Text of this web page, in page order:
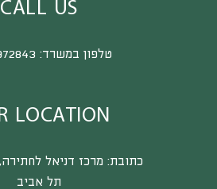
CALL US
טלפון במשרד:
LOCATION
כתובת: מרכז דניאל לחתירה,
תל אביב